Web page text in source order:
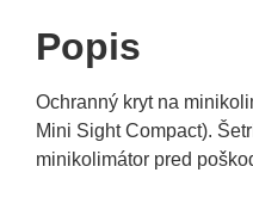
Popis
Ochranný kryt na
Mini Sight Compact).
minikolimátor pred